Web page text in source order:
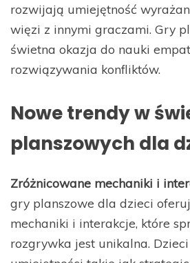
rozwijają umiejętność
więzi z innymi graczami. Gry
świetna okazja do nauki
rozwiązywania konfliktów.
Nowe trendy w
planszowych dla
Zróżnicowane mechaniki i
gry planszowe dla dzieci
mechaniki i interakcje, które
rozgrywka jest unikalna.